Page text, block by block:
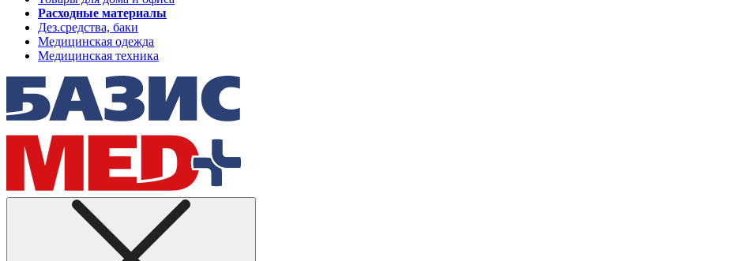
Расходные материалы
Дез.средства, баки
Медицинская одежда
Медицинская техника